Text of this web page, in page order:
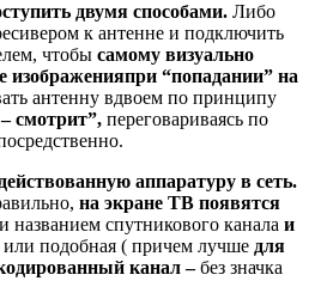
двумя способами. Либо
к антенне и подключить
чтобы самому визуально
изображенияпри “попадании” на
антенну вдвоем по принципу
смотрит”, переговариваясь по
аппаратуру в сеть.
на экране ТВ появятся
названием спутникового канала и
или подобная ( причем лучше для
канал –без значка